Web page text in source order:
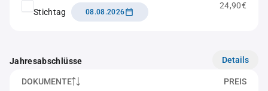
Stichtag
08.08.2026
24,90€
Jahresabschlüsse Details
DOKUMENTE PREIS